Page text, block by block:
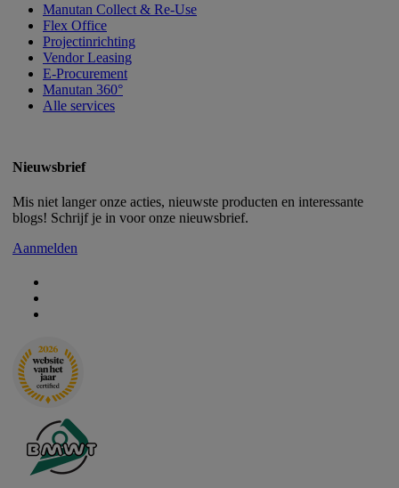
Manutan Collect & Re-Use
Flex Office
Projectinrichting
Vendor Leasing
E-Procurement
Manutan 360°
Alle services
Nieuwsbrief
Mis niet langer onze acties, nieuwste producten en interessante
blogs! Schrijf je in voor onze nieuwsbrief.
Aanmelden